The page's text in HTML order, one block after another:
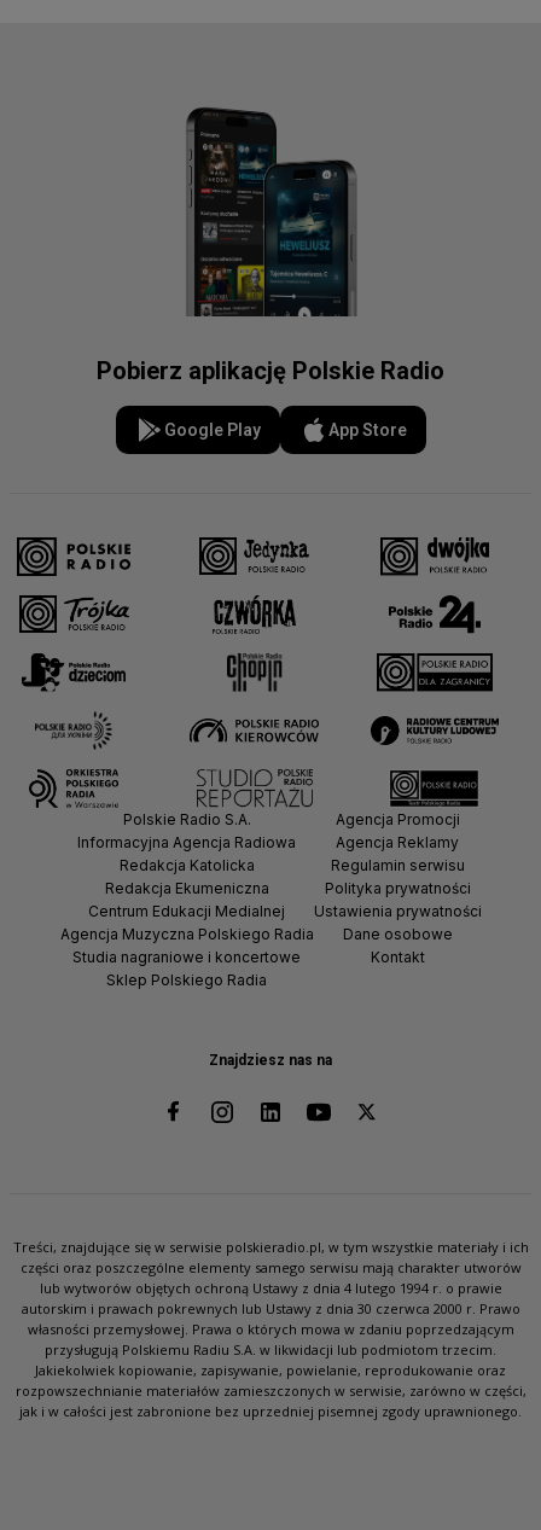
Pobierz aplikację Polskie Radio
Google Play App Store
Znajdziesz nas na
Polskie Radio S.A.
Informacyjna Agencja Radiowa
Redakcja Katolicka
Redakcja Ekumeniczna
Centrum Edukacji Medialnej
Agencja Muzyczna Polskiego Radia
Studia nagraniowe i koncertowe
Sklep Polskiego Radia
Agencja Promocji
Agencja Reklamy
Regulamin serwisu
Polityka prywatności
Ustawienia prywatności
Dane osobowe
Kontakt
Treści, znajdujące się w serwisie polskieradio.pl, w tym wszystkie materiały i ich
części oraz poszczególne elementy samego serwisu mają charakter utworów
lub wytworów objętych ochroną Ustawy z dnia 4 lutego 1994 r. o prawie
autorskim i prawach pokrewnych lub Ustawy z dnia 30 czerwca 2000 r. Prawo
własności przemysłowej. Prawa o których mowa w zdaniu poprzedzającym
przysługują Polskiemu Radiu S.A. w likwidacji lub podmiotom trzecim.
Jakiekolwiek kopiowanie, zapisywanie, powielanie, reprodukowanie oraz
rozpowszechnianie materiałów zamieszczonych w serwisie, zarówno w części,
jak i w całości jest zabronione bez uprzedniej pisemnej zgody uprawnionego.